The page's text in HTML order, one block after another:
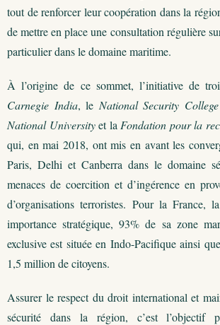
tout de renforcer leur coopération dans la
de mettre en place une consultation régulière
particulier dans le domaine maritime.
À l’origine de ce sommet, l’initiative de
Carnegie India, le National Security
National Universityet la Fondation pour la
qui, en mai 2018, ont mis en avant les
Paris, Delhi et Canberra dans le domaine
menaces de coercition et d’ingérence en
d’organisations terroristes. Pour la France,
importance stratégique, 93% de sa zone
exclusive est située en Indo-Pacifique ainsi
1,5 million de citoyens.
Assurer le respect du droit international et
sécurité dans la région, c’est l’objectif